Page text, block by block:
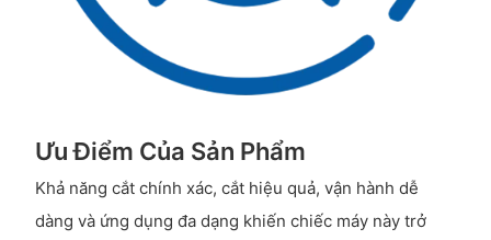
Ưu Điểm Của Sản Phẩm
Khả năng cắt chính xác, cắt hiệu quả, vận hành dễ
dàng và ứng dụng đa dạng khiến chiếc máy này trở